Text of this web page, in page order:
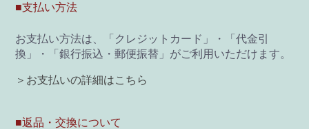
■支払い方法
お支払い方法は、「クレジットカード」・「代金引
換」・「銀行振込・郵便振替」がご利用いただけます。
＞お支払いの詳細はこちら
■返品・交換について